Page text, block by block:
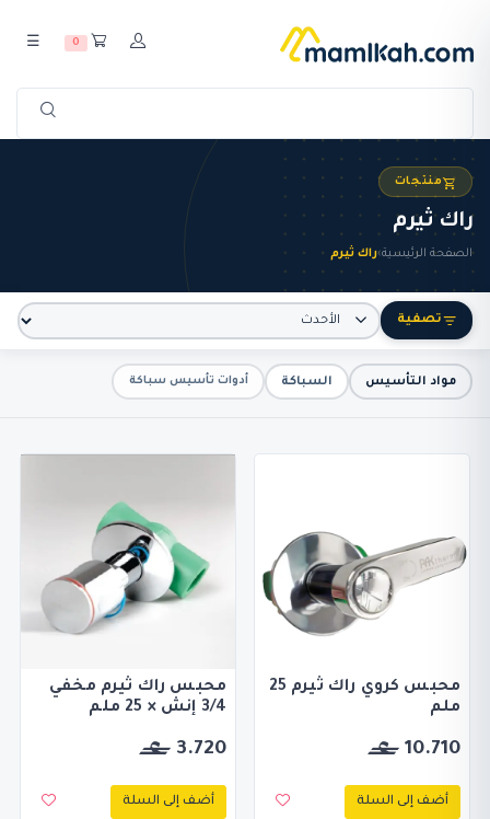
0
☰
منتجات
راك ثيرم
الصفحة الرئيسية›راك ثيرم
تصفية
مواد التأسيس السباكة أدوات تأسيس سباكة
محبس كروي راك ثيرم 25
ملم
10.710
أضف إلى السلة
محبس راك ثيرم مخفي
3/4 إنش × 25 ملم
3.720
أضف إلى السلة